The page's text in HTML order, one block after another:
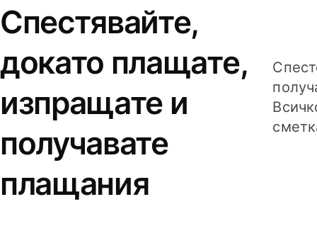
Спестявайте,
докато плащате,
изпращате и
получавате
плащания